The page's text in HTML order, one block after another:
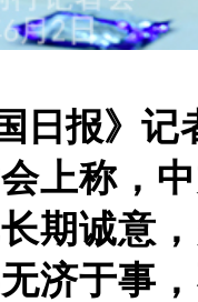
国日报》
上称，
期诚意
济于事